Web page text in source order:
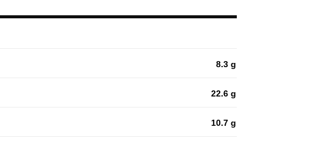
8.3 g
22.6 g
10.7 g